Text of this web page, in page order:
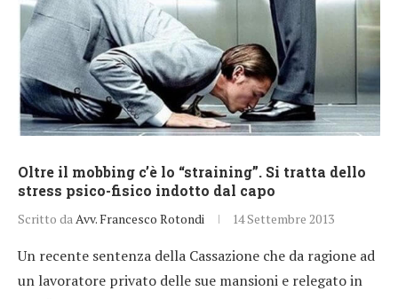
Oltre il mobbing c’è lo “straining”. Si tratta dello
stress psico-fisico indotto dal capo
Scritto da Avv. Francesco Rotondi 14 Settembre 2013
Un recente sentenza della Cassazione che da ragione ad
un lavoratore privato delle sue mansioni e relegato in